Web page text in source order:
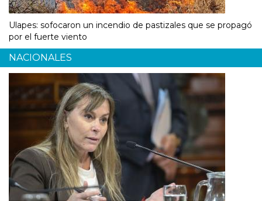
Ulapes: sofocaron un incendio de pastizales que se propagó
por el fuerte viento
NACIONALES